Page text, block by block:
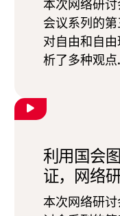
本次网络研
会议系列的
对自由和自
析了多种观
利用国会
证，网络
本次网络研